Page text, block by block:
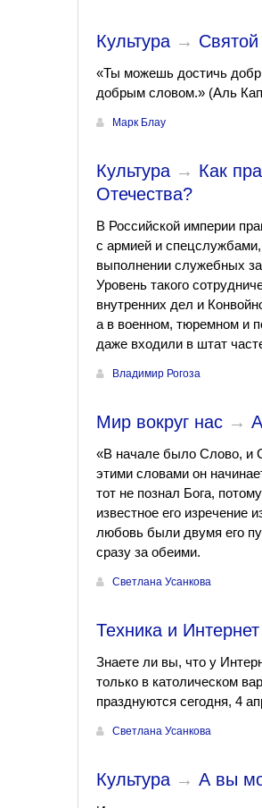
Культура →
«Ты можешь достичь
добрым словом.» (Аль
Марк Блау
Культура → Как
Отечества?
В Российской империи
с армией и
выполнении служебных
Уровень такого
внутренних дел и
а в военном, тюремном и
даже входили в штат
Владимир Рогоза
Мир вокруг нас →
«В начале было Слово, и
этими словами он
тот не познал Бога,
известное его изречение
любовь были двумя его
сразу за обеими.
Светлана Усанкова
Техника и Интернет
Знаете ли вы, что у
только в католическом
празднуются сегодня, 4
Светлана Усанкова
Культура → А вы